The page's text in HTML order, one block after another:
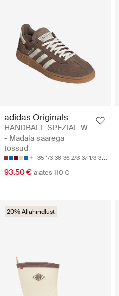
adidas Originals
HANDBALL SPEZIAL W
- Madala säärega
tossud
35 1/3 36 36 2/3 37 1/3 38
93.50 € alates 110 €
20% Allahindlust